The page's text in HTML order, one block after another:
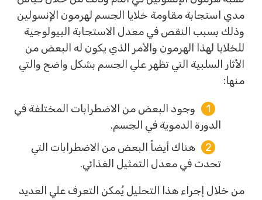
مدي استجابة مقاومة خلايا الجسم لهرمون الإنسولين
وذلك بسبب النقص في معدل الاستجابة البيولوجية
للخلايا لهذا الهرمون والأمر الذي يكون له البعض من
الأثار السلبية التي تظهر علي الجسم بشكل واضح والتي
منها:
وجود البعض من الاضطرابات المختلفة في
الدورة الدموية في الجسم.
هناك أيضاً البعض من الاضطرابات التي
تحدث في معدل التمثيل الغذائي.
من خلال إجراء هذا التحليل يُمكن التعرف علي العديد